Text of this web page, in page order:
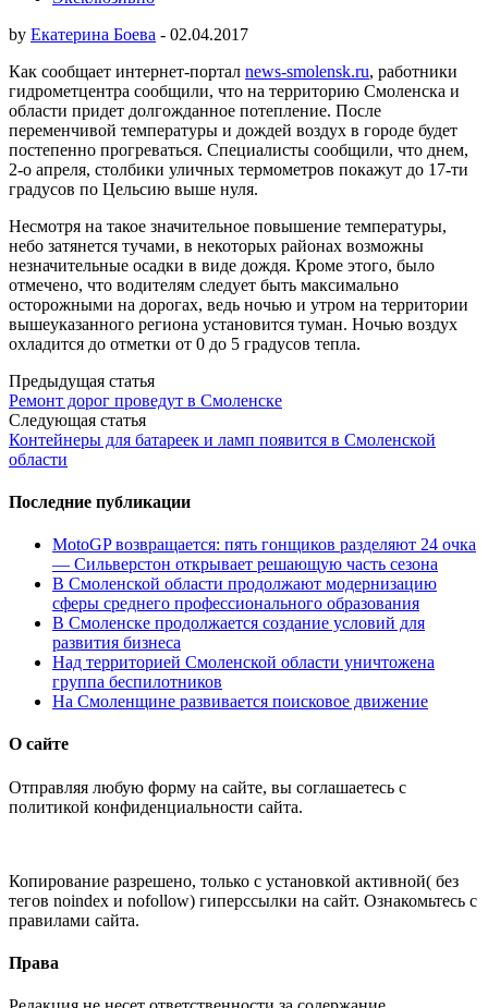
by Екатерина Боева - 02.04.2017
Как сообщает интернет-портал news-smolensk.ru, работники
гидрометцентра сообщили, что на территорию Смоленска и
области придет долгожданное потепление. После
переменчивой температуры и дождей воздух в городе будет
постепенно прогреваться. Специалисты сообщили, что днем,
2-о апреля, столбики уличных термометров покажут до 17-ти
градусов по Цельсию выше нуля.
Несмотря на такое значительное повышение температуры,
небо затянется тучами, в некоторых районах возможны
незначительные осадки в виде дождя. Кроме этого, было
отмечено, что водителям следует быть максимально
осторожными на дорогах, ведь ночью и утром на территории
вышеуказанного региона установится туман. Ночью воздух
охладится до отметки от 0 до 5 градусов тепла.
Post
navigation
Предыдущая статья
Ремонт дорог проведут в Смоленске
Следующая статья
Контейнеры для батареек и ламп появится в Смоленской
области
Последние публикации
MotoGP возвращается: пять гонщиков разделяют 24 очка
— Сильверстон открывает решающую часть сезона
В Смоленской области продолжают модернизацию
сферы среднего профессионального образования
В Смоленске продолжается создание условий для
развития бизнеса
Над территорией Смоленской области уничтожена
группа беспилотников
На Смоленщине развивается поисковое движение
О сайте
Отправляя любую форму на сайте, вы соглашаетесь с
политикой конфиденциальности сайта.
Копирование разрешено, только с установкой активной( без
тегов noindex и nofollow) гиперссылки на сайт. Ознакомьтесь с
правилами сайта.
Права